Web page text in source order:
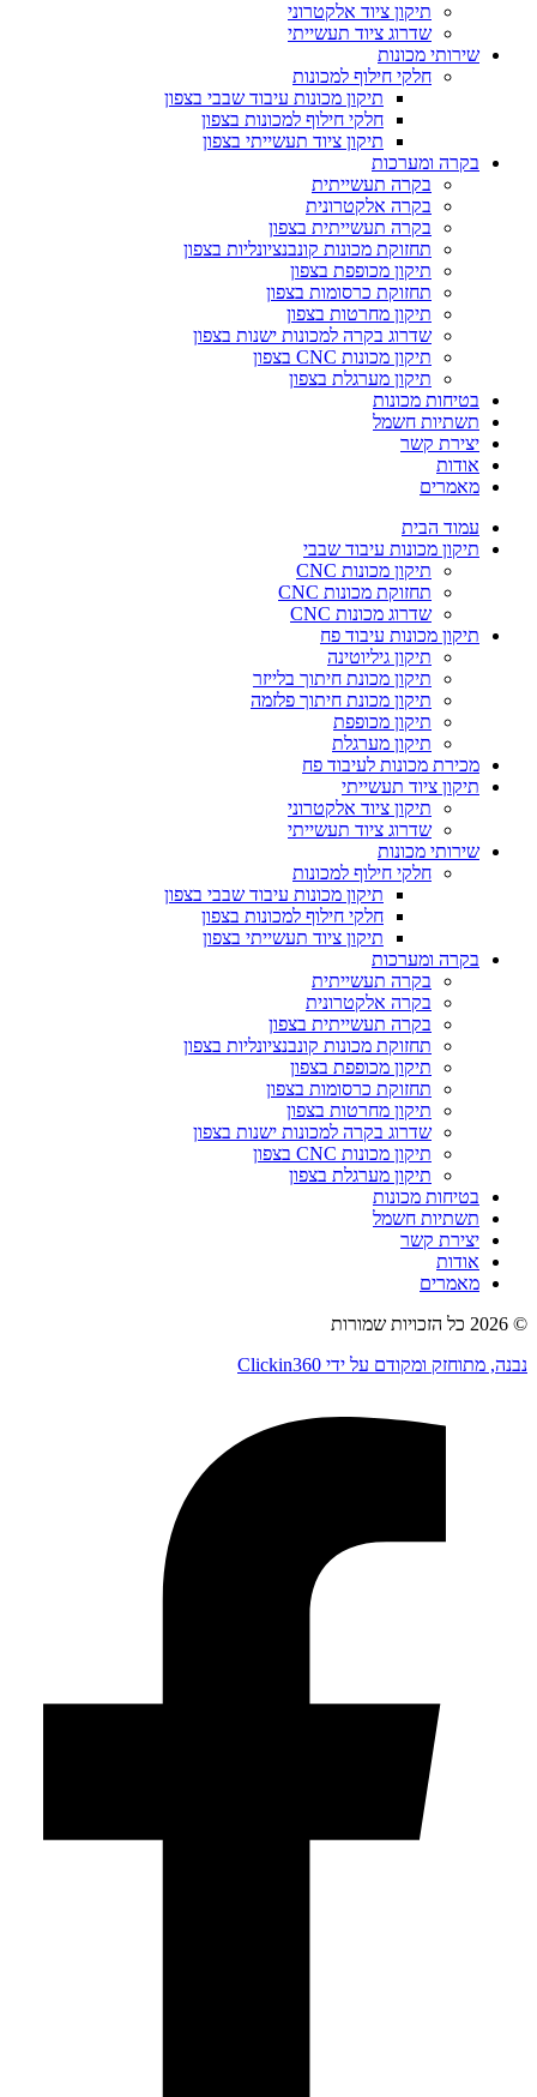
תיקון ציוד אלקטרוני
שדרוג ציוד תעשייתי
שירותי מכונות
חלקי חילוף למכונות
תיקון מכונות עיבוד שבבי בצפון
חלקי חילוף למכונות בצפון
תיקון ציוד תעשייתי בצפון
בקרה ומערכות
בקרה תעשייתית
בקרה אלקטרונית
בקרה תעשייתית בצפון
תחזוקת מכונות קונבנציונליות בצפון
תיקון מכופפת בצפון
תחזוקת כרסומות בצפון
תיקון מחרטות בצפון
שדרוג בקרה למכונות ישנות בצפון
תיקון מכונות CNC בצפון
תיקון מערגלת בצפון
בטיחות מכונות
תשתיות חשמל
יצירת קשר
אודות
מאמרים
עמוד הבית
תיקון מכונות עיבוד שבבי
תיקון מכונות CNC
תחזוקת מכונות CNC
שדרוג מכונות CNC
תיקון מכונות עיבוד פח
תיקון גיליוטינה
תיקון מכונת חיתוך בלייזר
תיקון מכונת חיתוך פלזמה
תיקון מכופפת
תיקון מערגלת
מכירת מכונות לעיבוד פח
תיקון ציוד תעשייתי
תיקון ציוד אלקטרוני
שדרוג ציוד תעשייתי
שירותי מכונות
חלקי חילוף למכונות
תיקון מכונות עיבוד שבבי בצפון
חלקי חילוף למכונות בצפון
תיקון ציוד תעשייתי בצפון
בקרה ומערכות
בקרה תעשייתית
בקרה אלקטרונית
בקרה תעשייתית בצפון
תחזוקת מכונות קונבנציונליות בצפון
תיקון מכופפת בצפון
תחזוקת כרסומות בצפון
תיקון מחרטות בצפון
שדרוג בקרה למכונות ישנות בצפון
תיקון מכונות CNC בצפון
תיקון מערגלת בצפון
בטיחות מכונות
תשתיות חשמל
יצירת קשר
אודות
מאמרים
© 2026 כל הזכויות שמורות
נבנה, מתוחזק ומקודם על ידי Clickin360